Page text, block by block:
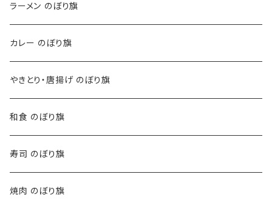
ラーメン のぼり旗
カレー のぼり旗
やきとり・唐揚げ のぼり旗
和食 のぼり旗
寿司 のぼり旗
焼肉 のぼり旗